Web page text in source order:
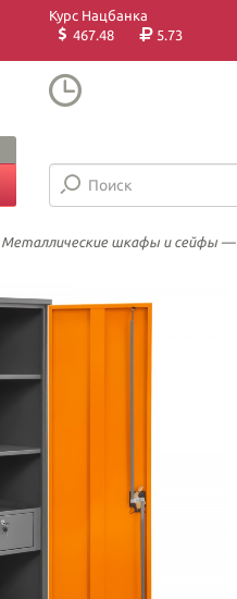
Курс Нацбанка
467.48
5.73
Металлические шкафы и сейфы —